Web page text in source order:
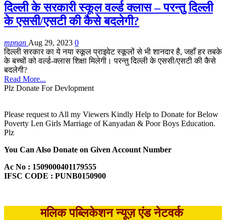
दिल्ली के सरकारी स्कूल वर्ल्ड क्लास – परन्तु दिल्ली
के एससी/एसटी की कैसे बदलेगी?
mpnan Aug 29, 2023 0
दिल्ली सरकार का ये नया स्कूल प्राइवेट स्कूलों से भी शानदार है, जहाँ हर तबके
के बच्चों को वर्ल्ड-क्लास शिक्षा मिलेगी। परन्तु दिल्ली के एससी/एसटी की कैसे
बदलेगी?
Read More...
Plz Donate For Devlopment
Please request to All my Viewers Kindly Help to Donate for Below
Poverty Len Girls Marriage of Kanyadan & Poor Boys Education.
Plz
You Can Also Donate on Given Account Number
Ac No : 1509000401179555
IFSC CODE : PUNB0150900
मलिक पब्लिकेशन न्यूज़ एंड नेटवर्क